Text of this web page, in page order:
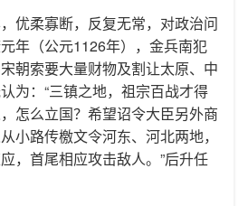
优柔寡断，反复无常，对政治问
年（公元1126年），金兵南犯
朝索要大量财物及割让太原、中
为：“三镇之地，祖宗百战才得
怎么立国？希望诏令大臣另外商
小路传檄文令河东、河北两地，
，首尾相应攻击敌人。”后升任